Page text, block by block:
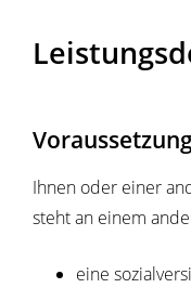
Ihnen oder einer
steht an einem
eine